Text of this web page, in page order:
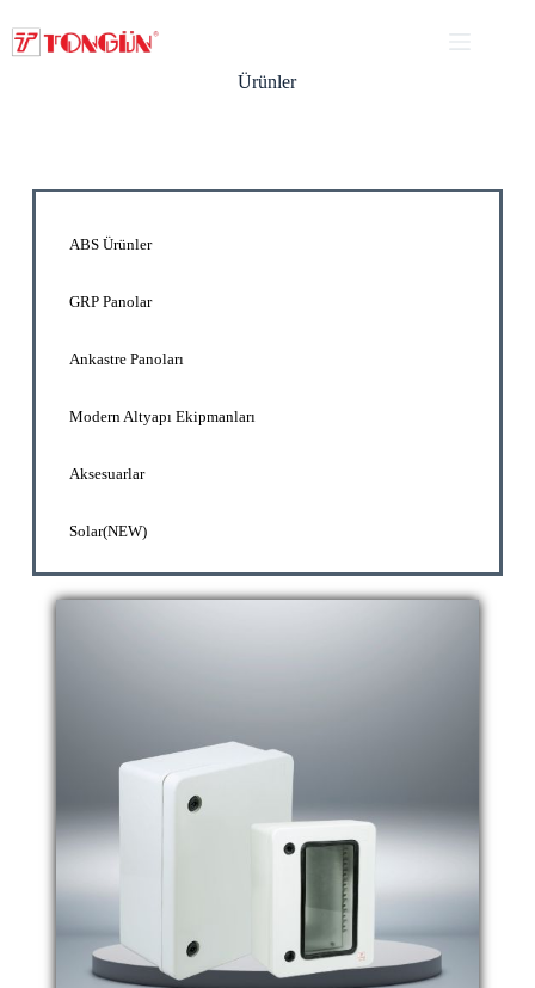
Ürünler
ABS Ürünler
GRP Panolar
Ankastre Panoları
Modern Altyapı Ekipmanları
Aksesuarlar
Solar(NEW)